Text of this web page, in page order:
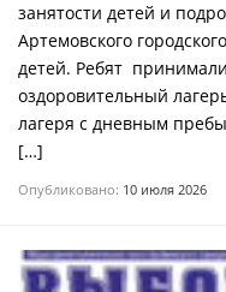
занятости детей и
Артемовского
детей. Ребят
оздоровительный
лагеря с дневным
[…]
Опубликовано: 10 июля 2026